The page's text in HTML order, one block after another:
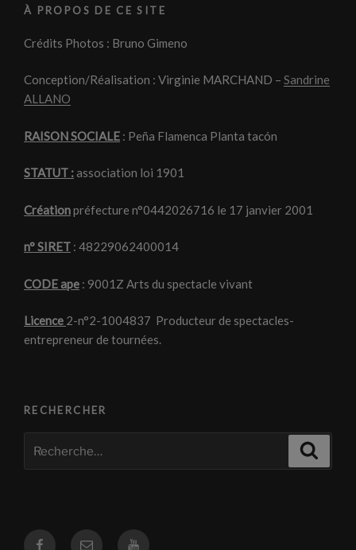
À PROPOS DE CE SITE
Crédits Photos : Bruno Gimeno
Conception/Réalisation : Virginie MARCHAND – Sandrine
ALLANO
RAISON SOCIALE : Peña Flamenca Planta tacón
STATUT :association loi 1901
Créationpréfecture n°0442026716 le 17 janvier 2001
n° SIRET : 48229062400014
CODE ape : 9001Z Arts du spectacle vivant
Licence 2-n°2-1004837 Producteur de spectacles-
entrepreneur de tournées.
RECHERCHER
pour
FacebookCourriel Youtube